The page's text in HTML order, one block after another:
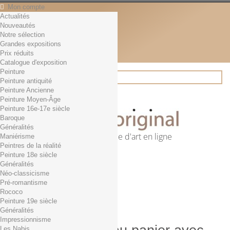
Mon compte
Contact
Français
English
Français
Actualités
Rechercher
Première librairie d'art en ligne
Panier (vide)
Aucun produit
0,01€ dès 29€ d'achat
0,00 € Total
Commander
Actualités
Nouveautés
Notre sélection
Grandes expositions
Prix réduits
Catalogue d'exposition
Peinture
Peinture antiquité
Peinture Ancienne
Peinture Moyen-Âge
Peinture 16e-17e siècle
Baroque
Généralités
Maniérisme
Peintres de la réalité
Peinture 18e siècle
Généralités
Néo-classicisme
Pré-romantisme
Rococo
Peinture 19e siècle
Généralités
Impressionnisme